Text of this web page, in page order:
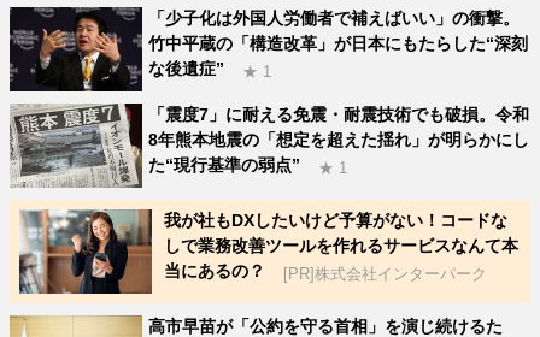
「少子化は外国人労働者で補えばいい」の衝撃。
竹中平蔵の「構造改革」が日本にもたらした“深刻
な後遺症”
★ 1
「震度7」に耐える免震・耐震技術でも破損。令和
8年熊本地震の「想定を超えた揺れ」が明らかにし
た“現行基準の弱点”
★ 1
我が社もDXしたいけど予算がない！コードな
しで業務改善ツールを作れるサービスなんて本
当にあるの？
[PR]株式会社インターパーク
高市早苗が「公約を守る首相」を演じ続けるた